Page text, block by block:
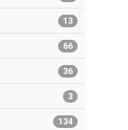
13
66
36
3
134